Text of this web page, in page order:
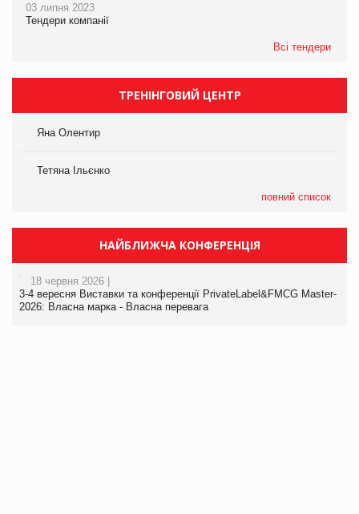
03 липня 2023
Тендери компанії
Всі тендери
ТРЕНІНГОВИЙ ЦЕНТР
Яна Олентир
Тетяна Ільєнко
повний список
НАЙБЛИЖЧА КОНФЕРЕНЦІЯ
18 червня 2026 |
3-4 вересня Виставки та конференції PrivateLabel&FMCG Master-
2026: Власна марка - Власна перевага